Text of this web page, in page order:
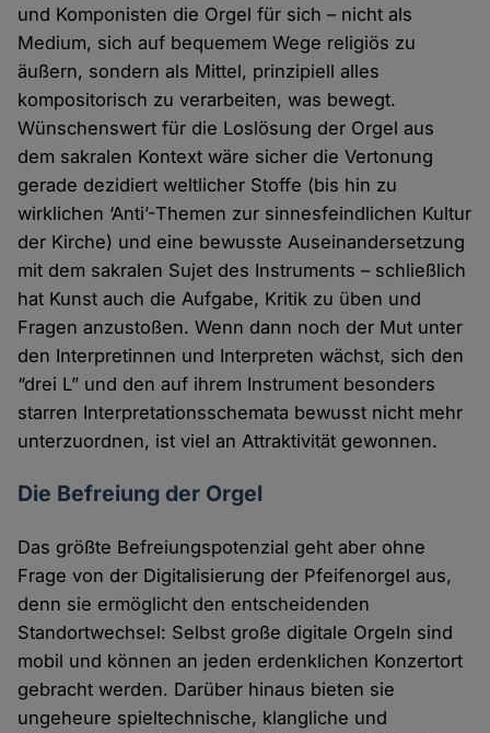
und Komponisten die Orgel für sich – nicht als
Medium, sich auf bequemem Wege religiös zu
äußern, sondern als Mittel, prinzipiell alles
kompositorisch zu verarbeiten, was bewegt.
Wünschenswert für die Loslösung der Orgel aus
dem sakralen Kontext wäre sicher die Vertonung
gerade dezidiert weltlicher Stoffe (bis hin zu
wirklichen ‘Anti’-Themen zur sinnesfeindlichen Kultur
der Kirche) und eine bewusste Auseinandersetzung
mit dem sakralen Sujet des Instruments – schließlich
hat Kunst auch die Aufgabe, Kritik zu üben und
Fragen anzustoßen. Wenn dann noch der Mut unter
den Interpretinnen und Interpreten wächst, sich den
“drei L” und den auf ihrem Instrument besonders
starren Interpretationsschemata bewusst nicht mehr
unterzuordnen, ist viel an Attraktivität gewonnen.
Die Befreiung der Orgel
Das größte Befreiungspotenzial geht aber ohne
Frage von der Digitalisierung der Pfeifenorgel aus,
denn sie ermöglicht den entscheidenden
Standortwechsel: Selbst große digitale Orgeln sind
mobil und können an jeden erdenklichen Konzertort
gebracht werden. Darüber hinaus bieten sie
ungeheure spieltechnische, klangliche und